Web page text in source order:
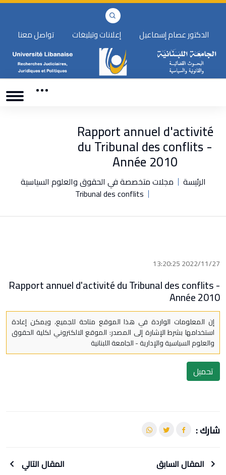
الدكتور عصام إسماعيل إعلانات وتبليغات تواصل معنا
Rapport annuel d'activité
du Tribunal des conflits -
Année 2010
الرئيسة
مجلات متخصصة في الحقوق والعلوم السياسية
Tribunal des conflits
2022/11/27 13:20:25
Rapport annuel d'activité du Tribunal des conflits -
Année 2010
إن المعلومات الواردة في هذا الموقع متاحة للجميع، ويمكن إعادة
استخدامها بشرط الإشارة إلى المصدر: الموقع الالكتروني لكلية الحقوق
والعلوم السياسية والإدارية - الجامعة اللبنانية
تحميل
شارك :
المقال السابق المقال التالي